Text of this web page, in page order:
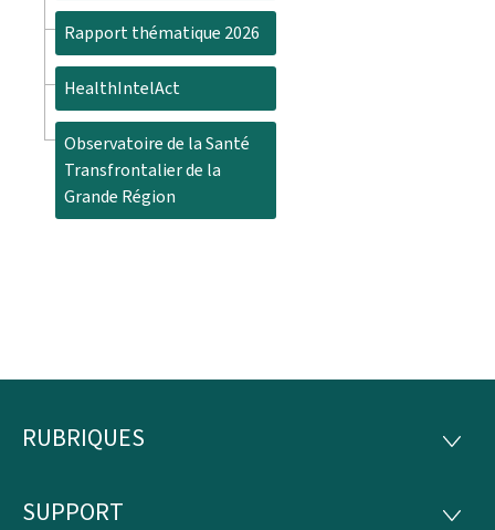
Rapport thématique 2026
HealthIntelAct
Observatoire de la Santé
Transfrontalier de la
Grande Région
Pied
RUBRIQUES
SUPPORT